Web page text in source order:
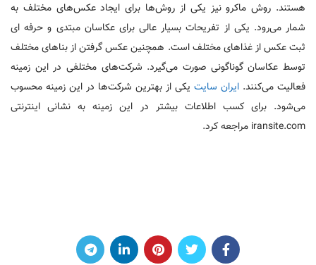
هستند. روش ماکرو نیز یکی از روش‌ها برای ایجاد عکس‌های مختلف به
شمار می‌رود. یکی از تفریحات بسیار عالی برای عکاسان مبتدی و حرفه ای
ثبت عکس از غذاهای مختلف است. همچنین عکس گرفتن از بناهای مختلف
توسط عکاسان گوناگونی صورت می‌گیرد. شرکت‌های مختلفی در این زمینه
فعالیت می‌کنند. ایران سایت یکی از بهترین شرکت‌ها در این زمینه محسوب
می‌شود. برای کسب اطلاعات بیشتر در این زمینه به نشانی اینترنتی
iransite.com مراجعه کرد.